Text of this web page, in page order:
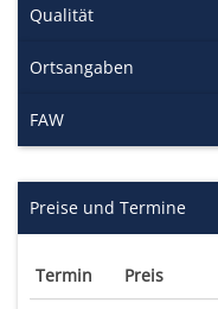
Qualität
Ortsangaben
FAW
Preise und Termine
Termin Preis